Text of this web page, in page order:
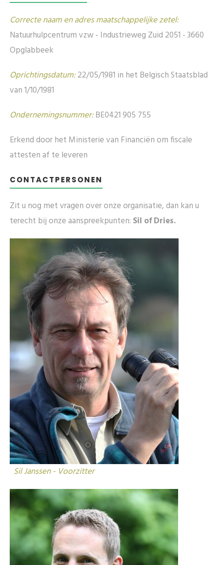
Correcte naam en adres maatschappelijke zetel:
Natuurhulpcentrum vzw - Industrieweg Zuid 2051 - 3660
Opglabbeek
Oprichtingsdatum:22/05/1981 in het Belgisch Staatsblad
van 1/10/1981
Ondernemingsnummer:BE0421 905 755
Erkend door het Ministerie van Financiën om fiscale
attesten af te leveren
CONTACTPERSONEN
Zit u nog met vragen over onze organisatie, dan kan u
terecht bij onze aanspreekpunten: Sil of Dries.
Sil Janssen - Voorzitter